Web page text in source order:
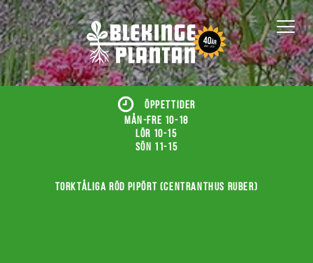
ÖPPETTIDER
Mån-fre 10-18
Lör 10-15
Sön 11-15
Torktåliga röd pipört (Centranthus ruber)